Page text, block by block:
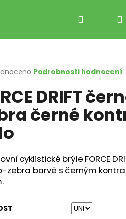
Podrobnosti hodnocení
DRIFT
černé
cyklistické brýle FORCE
zebra barvě s černým
RŮŽOVO-ČERNÉ